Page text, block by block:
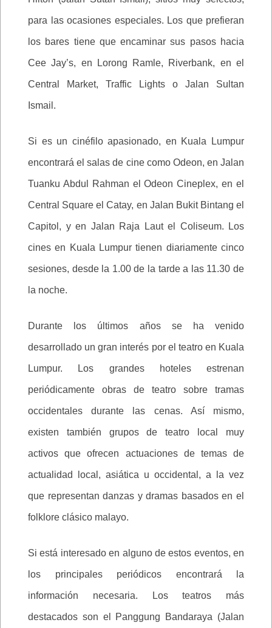
para las ocasiones especiales. Los que prefieran
los bares tiene que encaminar sus pasos hacia
Cee Jay’s, en Lorong Ramle, Riverbank, en el
Central Market, Traffic Lights o Jalan Sultan
Ismail.
Si es un cinéfilo apasionado, en Kuala Lumpur
encontrará el salas de cine como Odeon, en Jalan
Tuanku Abdul Rahman el Odeon Cineplex, en el
Central Square el Catay, en Jalan Bukit Bintang el
Capitol, y en Jalan Raja Laut el Coliseum. Los
cines en Kuala Lumpur tienen diariamente cinco
sesiones, desde la 1.00 de la tarde a las 11.30 de
la noche.
Durante los últimos años se ha venido
desarrollado un gran interés por el teatro en Kuala
Lumpur. Los grandes hoteles estrenan
periódicamente obras de teatro sobre tramas
occidentales durante las cenas. Así mismo,
existen también grupos de teatro local muy
activos que ofrecen actuaciones de temas de
actualidad local, asiática u occidental, a la vez
que representan danzas y dramas basados en el
folklore clásico malayo.
Si está interesado en alguno de estos eventos, en
los principales periódicos encontrará la
información necesaria. Los teatros más
destacados son el Panggung Bandaraya (Jalan